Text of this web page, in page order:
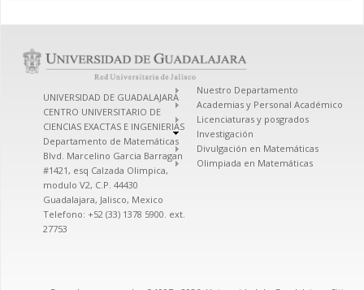
UNIVERSIDAD DE GUADALAJARA
CENTRO UNIVERSITARIO DE
CIENCIAS EXACTAS E INGENIERIAS
Departamento de Matemáticas
Blvd. Marcelino Garcia Barragan
#1421, esq Calzada Olimpica,
modulo V2, C.P. 44430
Guadalajara, Jalisco, Mexico
Telefono: +52 (33) 1378 5900. ext.
27753
Nuestro Departamento
Academias y Personal Académico
Licenciaturas y posgrados
Investigación
Divulgación en Matemáticas
Olimpiada en Matemáticas